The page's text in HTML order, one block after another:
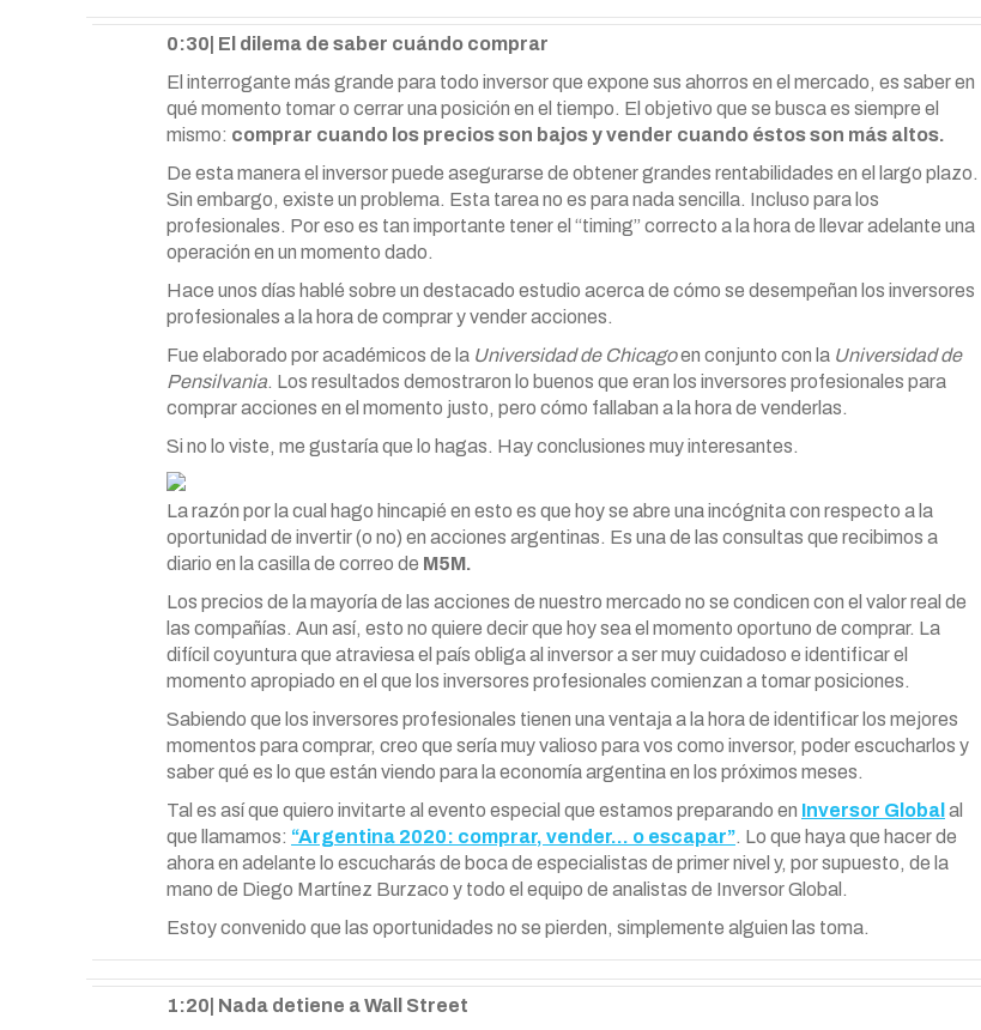
0:30| El dilema de saber cuándo comprar
El interrogante más grande para todo inversor que expone sus ahorros en el mercado, es saber en
qué momento tomar o cerrar una posición en el tiempo. El objetivo que se busca es siempre el
mismo: comprar cuando los precios son bajos y vender cuando éstos son más altos.
De esta manera el inversor puede asegurarse de obtener grandes rentabilidades en el largo plazo.
Sin embargo, existe un problema. Esta tarea no es para nada sencilla. Incluso para los
profesionales. Por eso es tan importante tener el “timing” correcto a la hora de llevar adelante una
operación en un momento dado.
Hace unos días hablé sobre un destacado estudio acerca de cómo se desempeñan los inversores
profesionales a la hora de comprar y vender acciones.
Fue elaborado por académicos de la Universidad de Chicagoen conjunto con la Universidad de
Pensilvania. Los resultados demostraron lo buenos que eran los inversores profesionales para
comprar acciones en el momento justo, pero cómo fallaban a la hora de venderlas.
Si no lo viste, me gustaría que lo hagas. Hay conclusiones muy interesantes.
La razón por la cual hago hincapié en esto es que hoy se abre una incógnita con respecto a la
oportunidad de invertir (o no) en acciones argentinas. Es una de las consultas que recibimos a
diario en la casilla de correo de M5M.
Los precios de la mayoría de las acciones de nuestro mercado no se condicen con el valor real de
las compañías. Aun así, esto no quiere decir que hoy sea el momento oportuno de comprar. La
difícil coyuntura que atraviesa el país obliga al inversor a ser muy cuidadoso e identificar el
momento apropiado en el que los inversores profesionales comienzan a tomar posiciones.
Sabiendo que los inversores profesionales tienen una ventaja a la hora de identificar los mejores
momentos para comprar, creo que sería muy valioso para vos como inversor, poder escucharlos y
saber qué es lo que están viendo para la economía argentina en los próximos meses.
Tal es así que quiero invitarte al evento especial que estamos preparando en Inversor Global al
que llamamos: “Argentina 2020: comprar, vender… o escapar”. Lo que haya que hacer de
ahora en adelante lo escucharás de boca de especialistas de primer nivel y, por supuesto, de la
mano de Diego Martínez Burzaco y todo el equipo de analistas de Inversor Global.
Estoy convenido que las oportunidades no se pierden, simplemente alguien las toma.
1:20| Nada detiene a Wall Street